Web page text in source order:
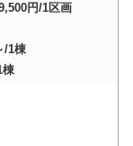
円/1区画
/1棟
棟